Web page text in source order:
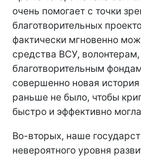
очень помогает с точки
благотворительных
фактически мгновенно
средства ВСУ, волонтерам,
благотворительным
совершенно новая история
раньше не было, чтобы
быстро и эффективно
Во-вторых, наше
невероятного уровня